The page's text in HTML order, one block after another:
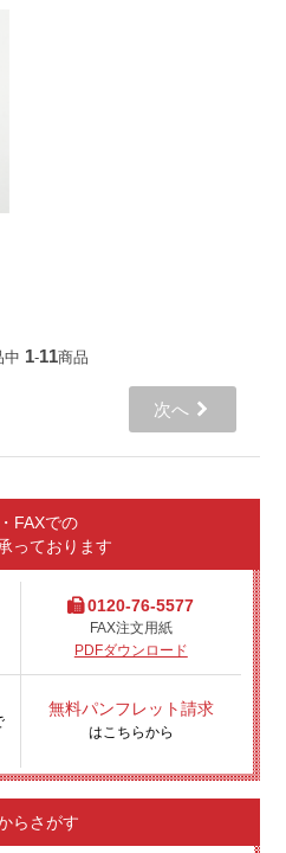
中 1-11商品
次へ
FAXでの
っております
0120-76-5577
FAX注文用紙
PDFダウンロード
無料パンフレット請求
はこちらから
らさがす